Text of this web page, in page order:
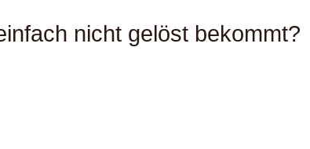
nicht gelöst bekommt?